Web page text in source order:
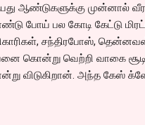
ஆண்டுகளுக்கு முன்னால்
போய் பல கோடி கேட்டு
சந்திரபோஸ்,
கொன்று வெற்றி வாகை
விடுகிறான். அந்த கேஸ்